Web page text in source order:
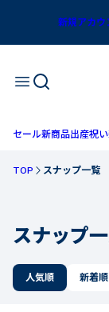
新規アカウ
セール新商品出産祝い
TOP スナップ一覧
スナップ
人気順 新着順